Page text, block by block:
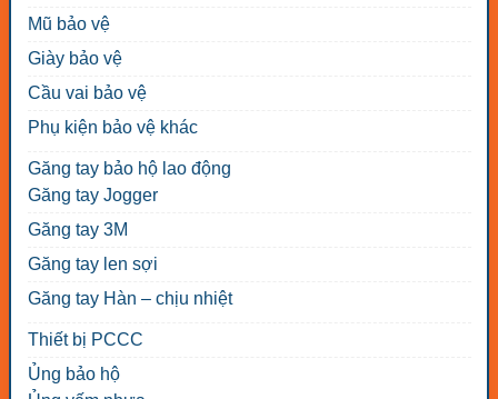
Mũ bảo vệ
Giày bảo vệ
Cầu vai bảo vệ
Phụ kiện bảo vệ khác
Găng tay bảo hộ lao động
Găng tay Jogger
Găng tay 3M
Găng tay len sợi
Găng tay Hàn – chịu nhiệt
Thiết bị PCCC
Ủng bảo hộ